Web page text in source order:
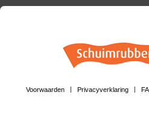
Voorwaarden Privacyverklaring